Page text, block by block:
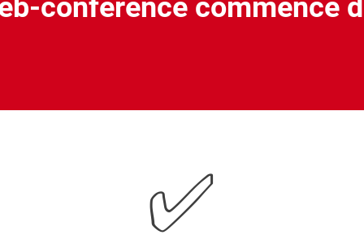
conférence commence
✅